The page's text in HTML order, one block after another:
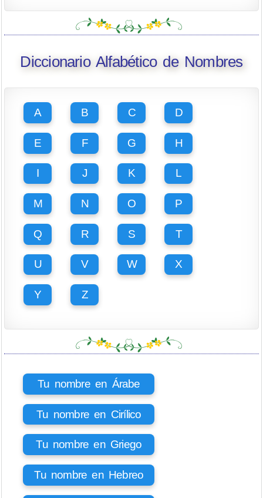
Diccionario Alfabético de Nombres
A B C D
E F G H
I J K L
M N O P
Q R S T
U V W X
Y Z
Tu nombre en Árabe
Tu nombre en Cirílico
Tu nombre en Griego
Tu nombre en Hebreo